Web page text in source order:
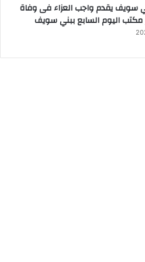
سويف يقدم واجب العزاء فى وفاة
مكتب اليوم السابع ببني سويف